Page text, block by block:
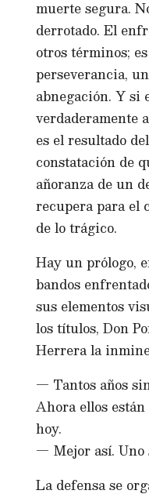
muerte segura.
derrotado. El
otros términos;
perseverancia,
abnegación. Y si
verdaderamente
es el resultado
constatación de
añoranza de un
recupera para el
de lo trágico.
Hay un prólogo,
bandos
sus elementos
los títulos, Don
Herrera la
— Tantos años
Ahora ellos
hoy.
— Mejor así. Uno
La defensa se